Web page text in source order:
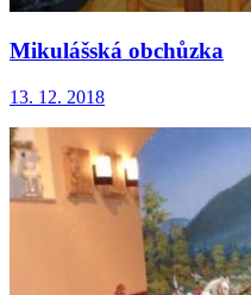
Mikulášská obchůzka
13. 12. 2018